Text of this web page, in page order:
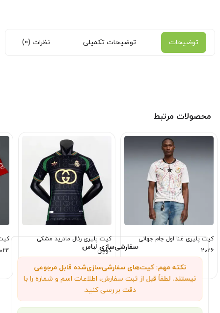
سفارشی‌سازی لباس
نکته مهم: کیت‌های سفارشی‌سازی‌شده قابل مرجوعی
نیستند. لطفاً قبل از ثبت سفارش، اطلاعات اسم و شماره را با
دقت بررسی کنید.
توضیحات توضیحات تکمیلی نظرات (0)
محصولات مرتبط
کیت پلیری غنا اول جام جهانی
2026
2,199,000 تومان
کیت پلیری رئال مادرید مشکی
گوچی
1,849,000